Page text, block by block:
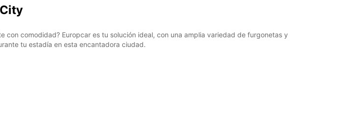
con comodidad? Europcar es tu solución ideal, con una amplia variedad de furgonetas y
tu estadía en esta encantadora ciudad.